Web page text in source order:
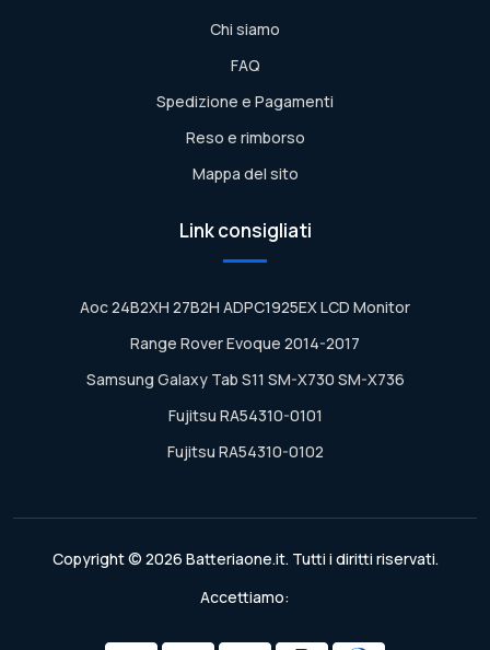
Chi siamo
FAQ
Spedizione e Pagamenti
Reso e rimborso
Mappa del sito
Link consigliati
Aoc 24B2XH 27B2H ADPC1925EX LCD Monitor
Range Rover Evoque 2014-2017
Samsung Galaxy Tab S11 SM-X730 SM-X736
Fujitsu RA54310-0101
Fujitsu RA54310-0102
Copyright © 2026 Batteriaone.it. Tutti i diritti riservati.
Accettiamo: